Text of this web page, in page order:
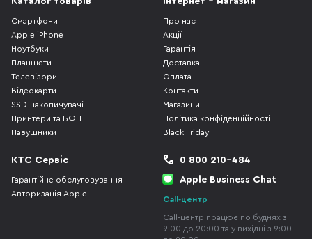
Смартфони
Apple iPhone
Ноутбуки
Планшети
Телевізори
Відеокарти
SSD-накопичувачі
Принтери та БФП
Навушники
Про нас
Акції
Гарантія
Доставка
Оплата
Контакти
Магазини
Політика конфіденційності
Black Friday
КТС Сервіс
Гарантійне обслуговування
Авторизація Apple
0 800 210-484
Apple Business Chat
Call-центр
Call-центр працює по буднях з
9:00 до 20:00 та у вихідні з 9:00